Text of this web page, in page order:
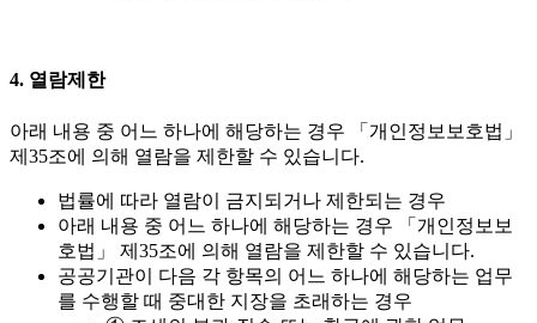
4. 열람제한
아래 내용 중 어느 하나에 해당하는 경우 「개인정보보호법」
제35조에 의해 열람을 제한할 수 있습니다.
법률에 따라 열람이 금지되거나 제한되는 경우
아래 내용 중 어느 하나에 해당하는 경우 「개인정보보
호법」 제35조에 의해 열람을 제한할 수 있습니다.
공공기관이 다음 각 항목의 어느 하나에 해당하는 업무
를 수행할 때 중대한 지장을 초래하는 경우